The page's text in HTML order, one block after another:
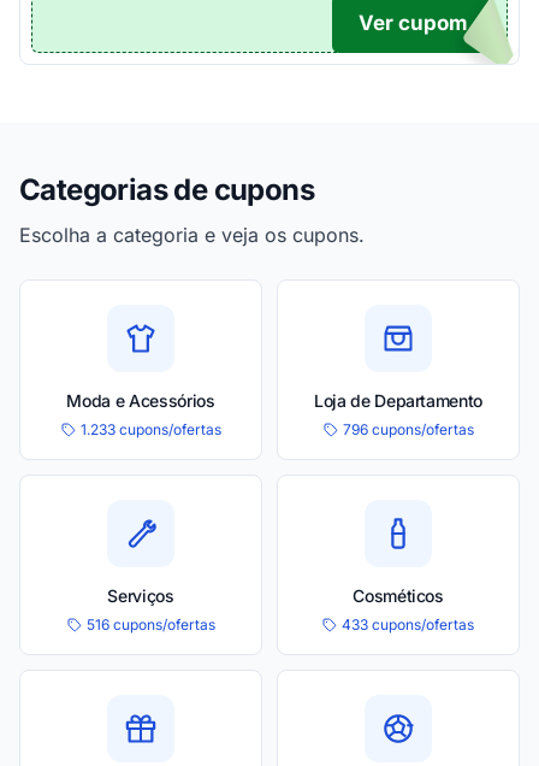
OM12
Ver cupom
Categorias de cupons
Escolha a categoria e veja os cupons.
Moda e Acessórios
1.233 cupons/ofertas
Loja de Departamento
796 cupons/ofertas
Serviços
516 cupons/ofertas
Cosméticos
433 cupons/ofertas